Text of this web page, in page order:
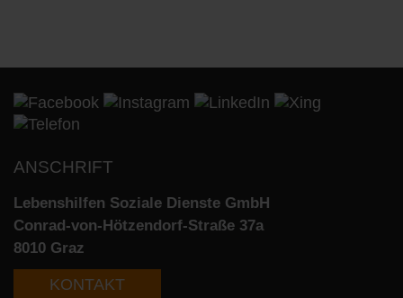
ANSCHRIFT
Lebenshilfen Soziale Dienste GmbH
Conrad-von-Hötzendorf-Straße 37a
8010 Graz
KONTAKT